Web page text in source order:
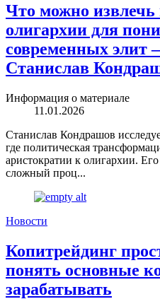
Что можно извлечь
олигархии для
современных элит
Станислав
Информация о материале
11.01.2026
Станислав Кондрашов
где политическая
аристократии к олигархии.
сложный проц...
Новости
Копитрейдинг
понять основные
зарабатывать